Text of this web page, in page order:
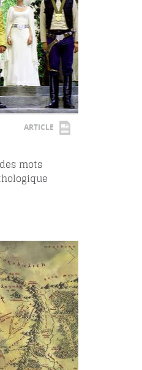
ARTICLE
mots